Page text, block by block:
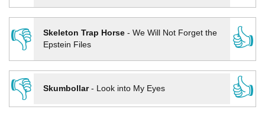
👎 Skeleton Trap Horse- We Will Not Forget the
Epstein Files
👍
👎
Skumbollar- Look into My Eyes
👍